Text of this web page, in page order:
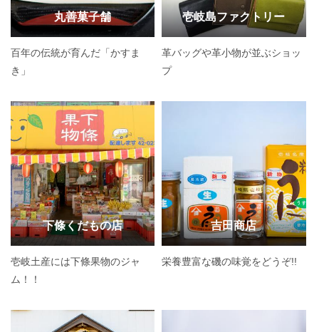
丸善菓子舗
百年の伝統が育んだ「かすま
き」
壱岐島ファクトリー
革バッグや革小物が並ぶショッ
プ
下條くだもの店
壱岐土産には下條果物のジャ
ム！！
吉田商店
栄養豊富な磯の味覚をどうぞ!!